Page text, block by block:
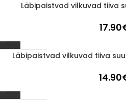
1-3 d.d.
Läbipaistvad vilkuvad tiiva
17.90
1-3 d.d.
Läbipaistvad vilkuvad tiiva
14.90